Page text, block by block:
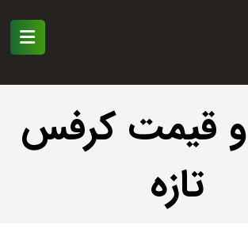
قیمت کرفس
تازه